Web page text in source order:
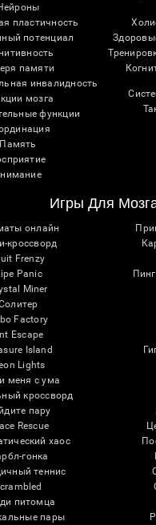
пластичность
потенциал
памяти
инвалидность
мозга
функции
Память
Игры Для
онлайн
кроссворд
Frenzy
Panic
Miner
Factory
Escape
Island
Lights
меня с ума
кроссворд
пару
Rescue
хаос
гонка
теннис
питомца
пары